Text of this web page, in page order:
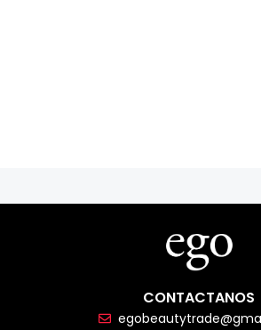
CONTACTANOS